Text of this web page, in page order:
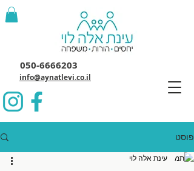
050-6666203
info@aynatlevi.co.il
פוסט
עינת אלה לוי